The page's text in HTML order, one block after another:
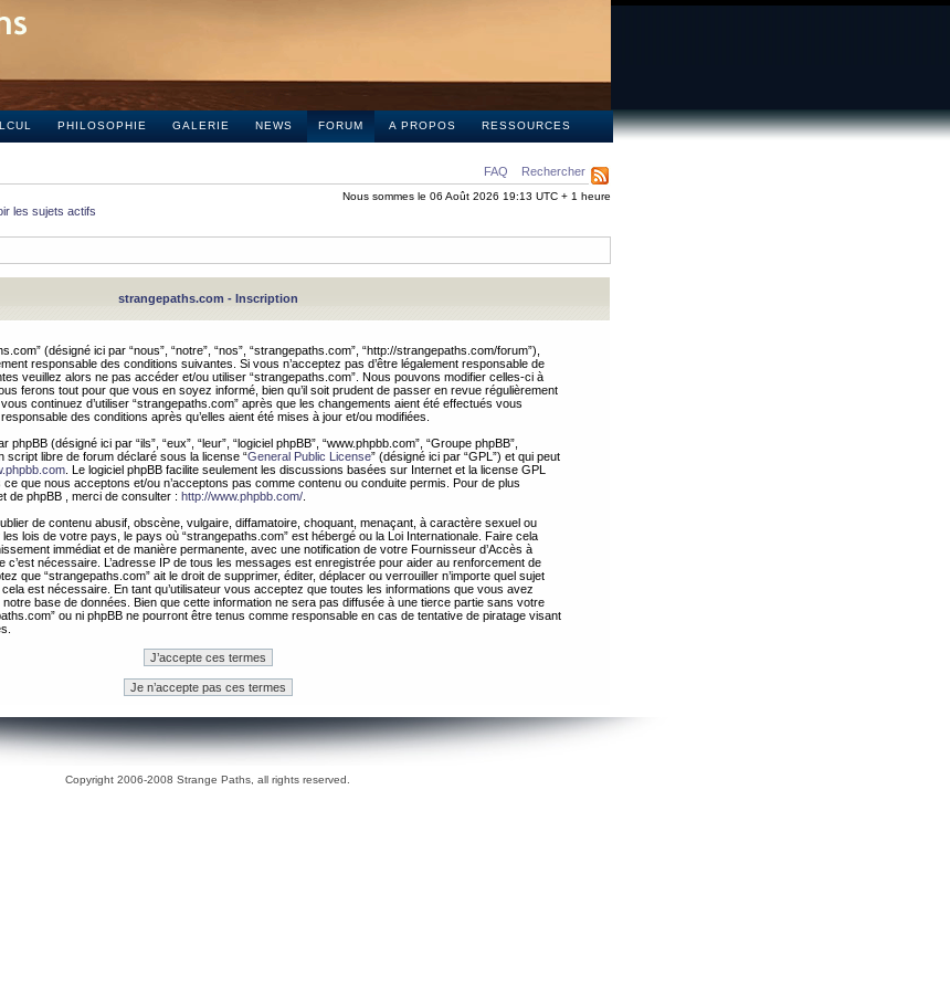
PHILOSOPHIE GALERIE NEWS FORUM A PROPOS RESSOURCES
FAQ Rechercher
Nous sommes le 06 Août 2026 19:13 UTC + 1 heure
les sujets actifs
strangepaths.com - Inscription
(désigné ici par “nous”, “notre”, “nos”, “strangepaths.com”, “http://strangepaths.com/forum”),
responsable des conditions suivantes. Si vous n’acceptez pas d’être légalement responsable de
veuillez alors ne pas accéder et/ou utiliser “strangepaths.com”. Nous pouvons modifier celles-ci à
ferons tout pour que vous en soyez informé, bien qu’il soit prudent de passer en revue régulièrement
continuez d’utiliser “strangepaths.com” après que les changements aient été effectués vous
des conditions après qu’elles aient été mises à jour et/ou modifiées.
(désigné ici par “ils”, “eux”, “leur”, “logiciel phpBB”, “www.phpbb.com”, “Groupe phpBB”,
script libre de forum déclaré sous la license “General Public License” (désigné ici par “GPL”) et qui peut
. Le logiciel phpBB facilite seulement les discussions basées sur Internet et la license GPL
que nous acceptons et/ou n’acceptons pas comme contenu ou conduite permis. Pour de plus
de phpBB , merci de consulter : http://www.phpbb.com/
de contenu abusif, obscène, vulgaire, diffamatoire, choquant, menaçant, à caractère sexuel ou
lois de votre pays, le pays où “strangepaths.com” est hébergé ou la Loi Internationale. Faire cela
immédiat et de manière permanente, avec une notification de votre Fournisseur d’Accès à
c’est nécessaire. L’adresse IP de tous les messages est enregistrée pour aider au renforcement de
que “strangepaths.com” ait le droit de supprimer, éditer, déplacer ou verrouiller n’importe quel sujet
est nécessaire. En tant qu’utilisateur vous acceptez que toutes les informations que vous avez
base de données. Bien que cette information ne sera pas diffusée à une tierce partie sans votre
ou ni phpBB ne pourront être tenus comme responsable en cas de tentative de piratage visant
Copyright 2006-2008 Strange Paths, all rights reserved.